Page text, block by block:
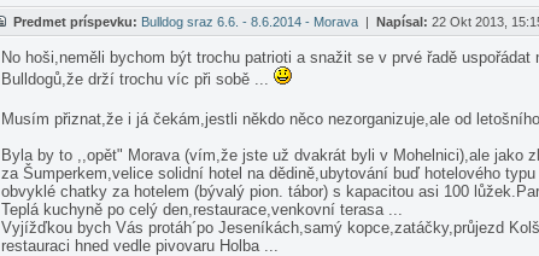
Predmet príspevku: Bulldog sraz 6.6. - 8.6.2014 - Morava | Napísal: 22 Okt 2013,
No hoši,neměli bychom být trochu patrioti a snažit se v prvé řadě
Bulldogů,že drží trochu víc při sobě ...
Musím přiznat,že i já čekám,jestli někdo něco nezorganizuje,ale od
Byla by to ,,opět" Morava (vím,že jste už dvakrát byli v Mohelnici),ale jako
za Šumperkem,velice solidní hotel na dědině,ubytování buď hotelového
obvyklé chatky za hotelem (bývalý pion. tábor) s kapacitou asi 100
Teplá kuchyně po celý den,restaurace,venkovní terasa ...
Vyjížďkou bych Vás protáh´po Jeseníkách,samý kopce,zatáčky,průjezd
restauraci hned vedle pivovaru Holba ...